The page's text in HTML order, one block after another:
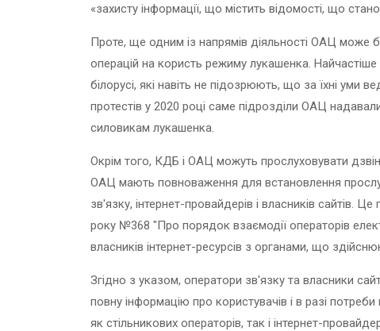
«захисту інформації, що містить відомості, що
Проте, ще одним із напрямів діяльності ОАЦ може
операцій на користь режиму лукашенка.
білорусі, які навіть не підозрюють, що за їхні
протестів у 2020 році саме підрозділи ОАЦ
силовикам лукашенка.
Окрім того, КДБ і ОАЦ можуть прослуховувати
ОАЦ мають повноваження для встановлення
зв'язку, інтернет-провайдерів і власників сайтів.
року №368 "Про порядок взаємодії операторів
власників інтернет-ресурсів з органами, що
Згідно з указом, оператори зв'язку та власники
повну інформацію про користувачів і в разі
як стільникових операторів, так і інтернет-